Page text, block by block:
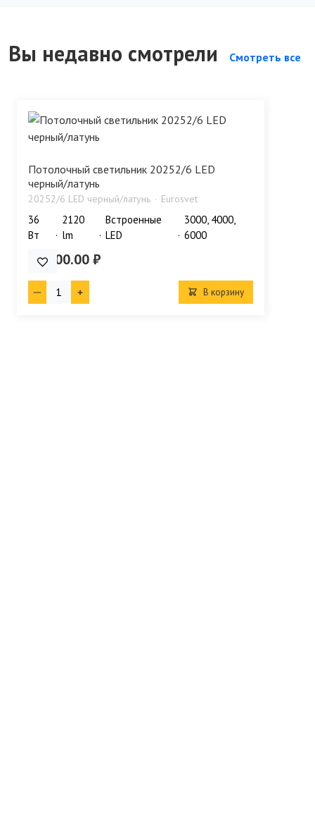
Вы недавно смотрели Смотреть все
Потолочный светильник 20252/6 LED
черный/латунь
20252/6 LED черный/латунь Eurosvet
36
Bт
2120
lm
Встроенные
LED
3000, 4000,
6000
29 900.00 ₽
В корзину